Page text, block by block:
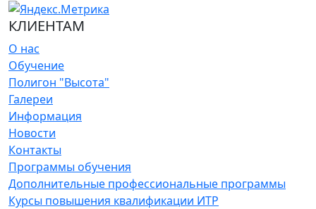
КЛИЕНТАМ
О нас
Обучение
Полигон "Высота"
Галереи
Информация
Новости
Контакты
Программы обучения
Дополнительные профессиональные программы
Курсы повышения квалификации ИТР